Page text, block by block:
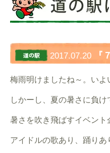
2017.07.20 『
梅雨明けましたね～。いよ
しかーし、夏の暑さに負け
暑さを吹き飛ばすイベント
アイドルの歌あり、踊り